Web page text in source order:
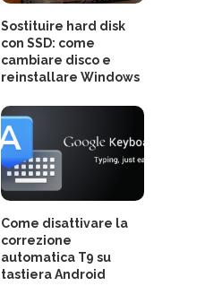
Sostituire hard disk
con SSD: come
cambiare disco e
reinstallare Windows
Come disattivare la
correzione
automatica T9 su
tastiera Android